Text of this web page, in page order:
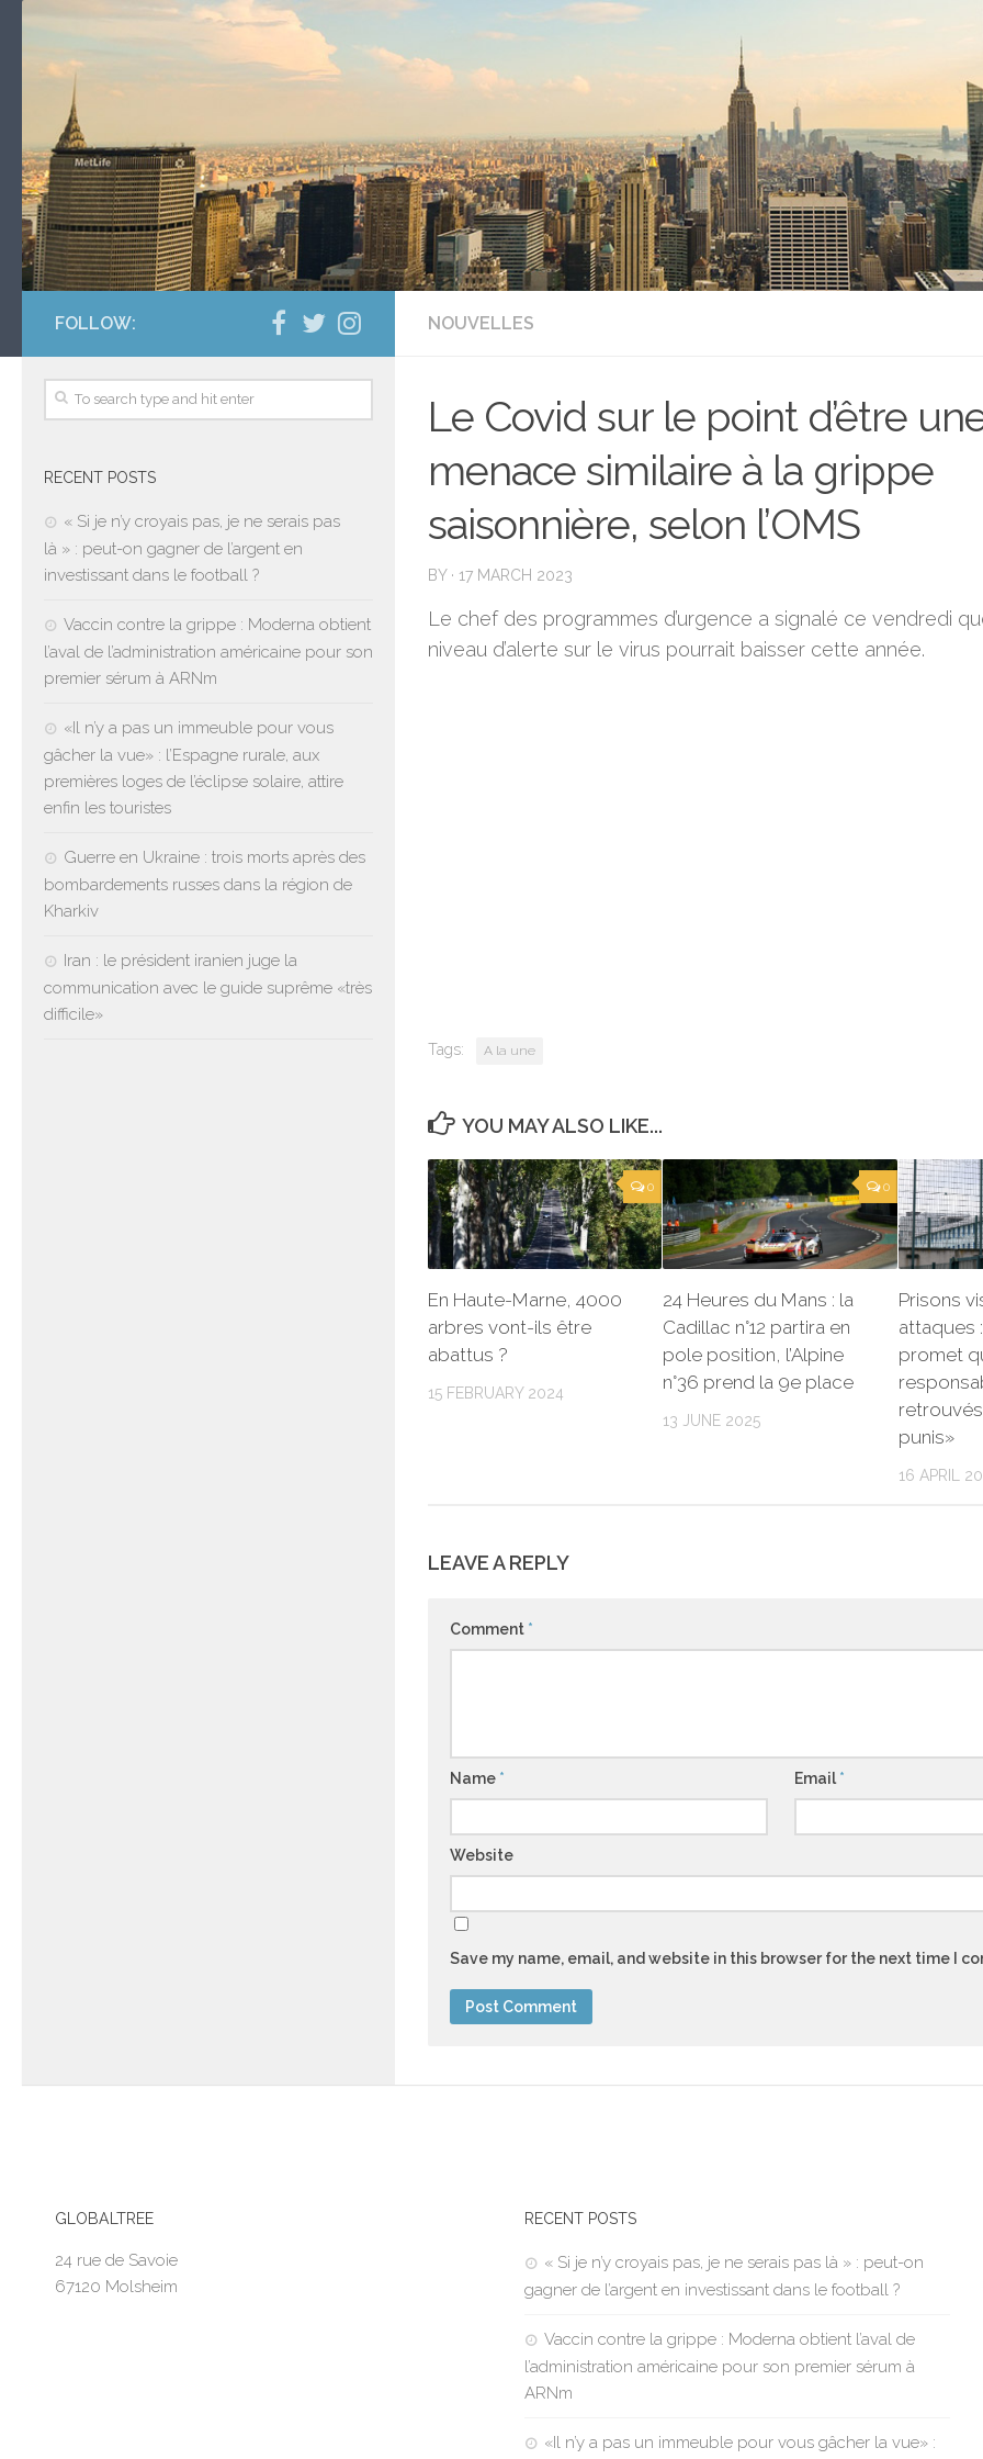
NOUVELLES
Le Covid sur le point d’être
menace similaire à la grippe
saisonnière, selon l’OMS
BY · 17 MARCH 2023
Le chef des programmes d’urgence a signalé ce vendredi
niveau d’alerte sur le virus pourrait baisser cette année.
Tags: A la une
YOU MAY ALSO LIKE...
0
En Haute-Marne, 4000
arbres vont-ils être
abattus ?
15 FEBRUARY 2024
0
24 Heures du Mans : la
Cadillac n°12 partira en
pole position, l’Alpine
n°36 prend la 9e place
13 JUNE 2025
Prisons
attaques
promet
punis»
16 APRIL
LEAVE A REPLY
Comment *
Name * Email*
Website
Save my name, email, and website in this browser for the next time I
FOLLOW:
RECENT POSTS
« Si je n’y croyais pas, je ne serais pas
là » : peut-on gagner de l’argent en
investissant dans le football ?
Vaccin contre la grippe : Moderna obtient
l’aval de l’administration américaine pour son
premier sérum à ARNm
«Il n’y a pas un immeuble pour vous
gâcher la vue» : l’Espagne rurale, aux
premières loges de l’éclipse solaire, attire
enfin les touristes
Guerre en Ukraine : trois morts après des
bombardements russes dans la région de
Kharkiv
Iran : le président iranien juge la
communication avec le guide suprême «très
difficile»
GLOBALTREE
24 rue de Savoie
67120 Molsheim
RECENT POSTS
« Si je n’y croyais pas, je ne serais pas là » : peut-on
gagner de l’argent en investissant dans le football ?
Vaccin contre la grippe : Moderna obtient l’aval de
l’administration américaine pour son premier sérum à
ARNm
«Il n’y a pas un immeuble pour vous gâcher la vue» :